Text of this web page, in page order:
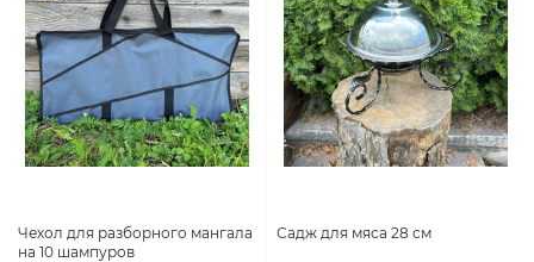
Чехол для разборного мангала
на 10 шампуров
Садж для мяса 28 см